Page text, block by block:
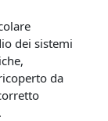
dei sistemi
da